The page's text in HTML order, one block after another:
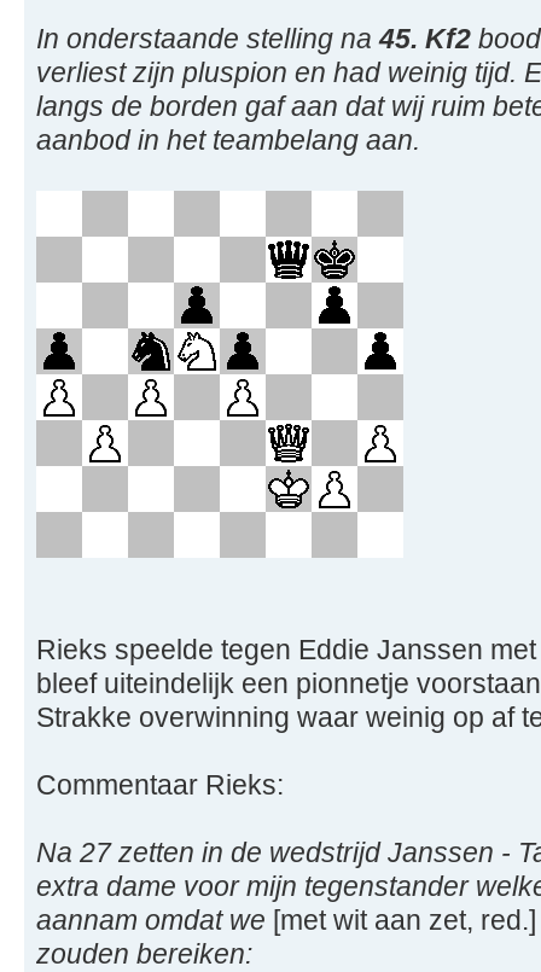
In onderstaande stelling na45. Kf2
verliest zijn pluspion en had weinig tijd.
langs de borden gaf aan dat wij ruim
aanbod in het teambelang aan.
Rieks speelde tegen Eddie Janssen
bleef uiteindelijk een pionnetje
Strakke overwinning waar weinig op af
Commentaar Rieks:
Na 27 zetten in de wedstrijd Janssen -
extra dame voor mijn tegenstander
aannam omdat we [met wit aan zet,
zouden bereiken: